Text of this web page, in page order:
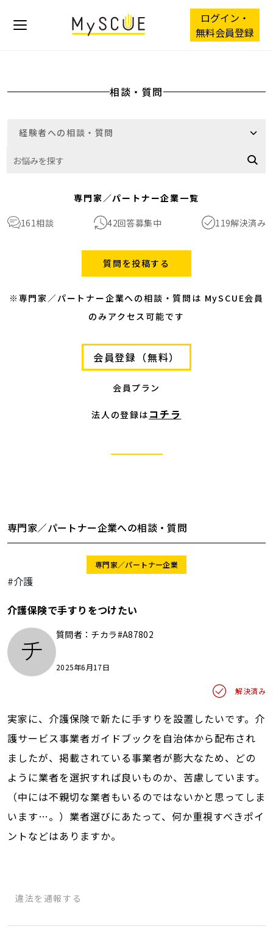
ログイン・
無料会員登録
相談・質問
専門家／パートナー企業一覧
161相談 42回答募集中 119解決済み
質問を投稿する
※専門家／パートナー企業への相談・質問は MySCUE会員
のみアクセス可能です
会員登録（無料）
会員プラン
法人の登録は コチラ
専門家／パートナー企業への相談・質問
専門家／パートナー企業
#介護
介護保険で手すりをつけたい
チ 質問者： チカラ#A87802
2025年6月17日
解決済み
実家に、介護保険で新たに手すりを設置したいです。介
護サービス事業者ガイドブックを自治体から配布され
ましたが、掲載されている事業者が膨大なため、どの
ように業者を選択すれば良いものか、苦慮しています。
（中には不親切な業者もいるのではないかと思ってしま
います…。）業者選びにあたって、何か重視すべきポイ
ントなどはありますか。
違法を通報する